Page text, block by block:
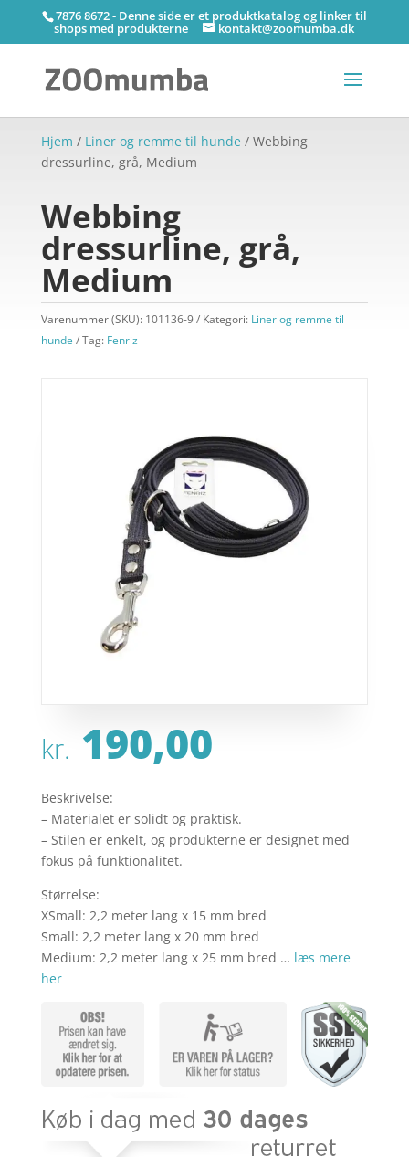
7876 8672 - Denne side er et produktkatalog og linker til
shops med produkterne kontakt@zoomumba.dk
Hjem / Liner og remme til hunde / Webbing
dressurline, grå, Medium
Webbing
dressurline, grå,
Medium
Varenummer (SKU): 101136-9 Kategori: Liner og remme til
hunde
Tag: Fenriz
kr. 190,00
Beskrivelse:
– Materialet er solidt og praktisk.
– Stilen er enkelt, og produkterne er designet med
fokus på funktionalitet.
Størrelse:
XSmall: 2,2 meter lang x 15 mm bred
Small: 2,2 meter lang x 20 mm bred
Medium: 2,2 meter lang x 25 mm bred … læs mere
her